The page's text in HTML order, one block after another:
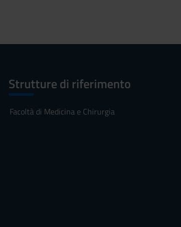
Strutture di riferimento
Facoltà di Medicina e Chirurgia